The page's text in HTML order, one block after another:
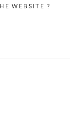
WEBSITE ?